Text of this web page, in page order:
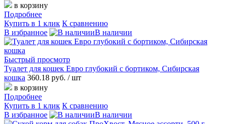
в корзину
Подробнее
Купить в 1 клик К сравнению
В избранное
В наличии
Быстрый просмотр
Туалет для кошек Евро глубокий с бортиком, Сибирская
кошка 360.18 руб. / шт
в корзину
Подробнее
Купить в 1 клик К сравнению
В избранное
В наличии